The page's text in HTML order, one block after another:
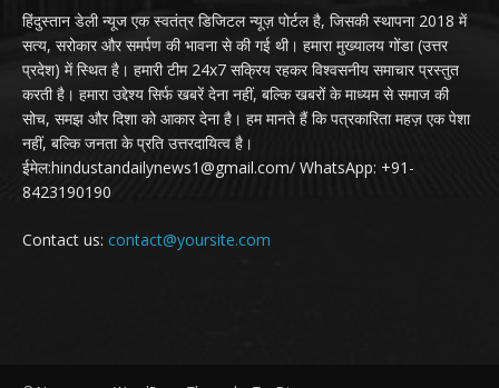
हिंदुस्तान डेली न्यूज एक स्वतंत्र डिजिटल न्यूज़ पोर्टल है, जिसकी स्थापना 2018 में
सत्य, सरोकार और समर्पण की भावना से की गई थी। हमारा मुख्यालय गोंडा (उत्तर
प्रदेश) में स्थित है। हमारी टीम 24x7 सक्रिय रहकर विश्वसनीय समाचार प्रस्तुत
करती है। हमारा उद्देश्य सिर्फ खबरें देना नहीं, बल्कि खबरों के माध्यम से समाज की
सोच, समझ और दिशा को आकार देना है। हम मानते हैं कि पत्रकारिता महज़ एक पेशा
नहीं, बल्कि जनता के प्रति उत्तरदायित्व है।
ईमेल:hindustandailynews1@gmail.com/ WhatsApp: +91-
8423190190
Contact us: contact@yoursite.com